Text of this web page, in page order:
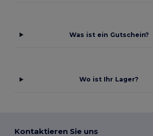
Was ist ein Gutschein?
Wo ist Ihr Lager?
Kontaktieren Sie uns